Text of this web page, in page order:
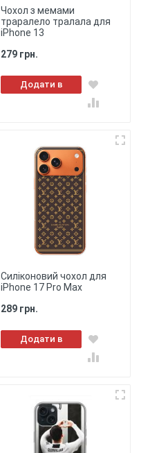
Чохол з мемами
траралело тралала для
iPhone 13
279 грн.
Додати в
кошик
Силіконовий чохол для
iPhone 17 Pro Max
289 грн.
Додати в
кошик